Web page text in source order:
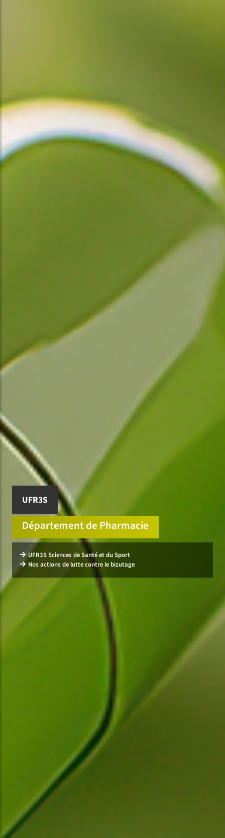
UFR3S
Département de Pharmacie
UFR3S Sciences de Santé et du Sport
Nos actions de lutte contre le bizutage